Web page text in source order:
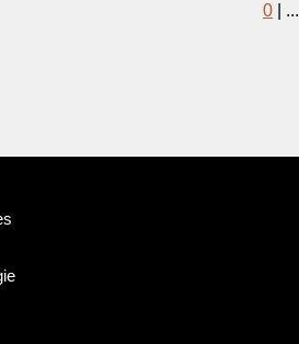
0 ...